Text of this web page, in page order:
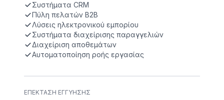
Συστήματα CRM
Πύλη πελατών B2B
Λύσεις ηλεκτρονικού εμπορίου
Συστήματα διαχείρισης παραγγελιών
Διαχείριση αποθεμάτων
Αυτοματοποίηση ροής εργασίας
ΕΠΈΚΤΑΣΗ ΕΓΓΎΗΣΗΣ